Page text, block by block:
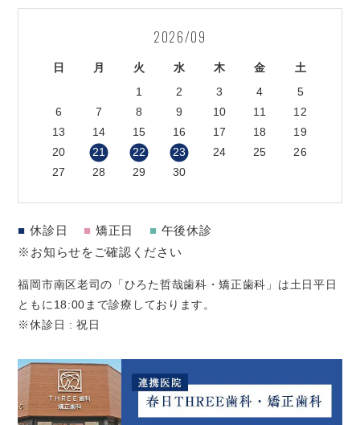
2026/09
日 月 火 水 木 金
土
1
2 3 4
5
6
7 8 9 10 11
12
13
14 15 16 17 18
19
20
21 22 23 24 25
26
27
28 29 30
■ 休診日 ■ 矯正日 ■ 午後休診
※お知らせをご確認ください
福岡市南区老司の「ひろた哲哉歯科・矯正歯科」は土日平日
ともに18:00まで診療しております。
※休診日 : 祝日